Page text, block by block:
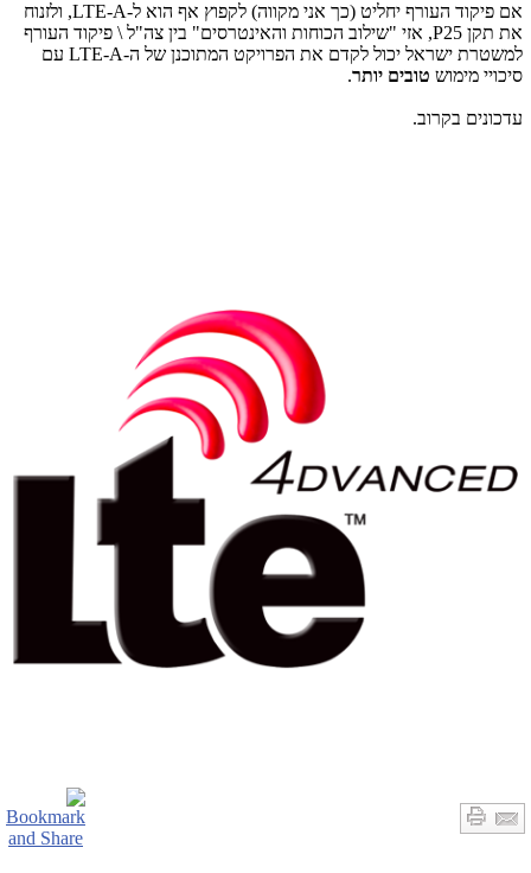
אם פיקוד העורף יחליט (כך אני מקווה) לקפוץ אף הוא ל-LTE-A, ולזנוח
את תקן P25, אזי "שילוב הכוחות והאינטרסים" בין צה"ל \ פיקוד העורף
למשטרת ישראל יכול לקדם את הפרויקט המתוכנן של ה-LTE-A עם
סיכויי מימוש טובים יותר.
עדכונים בקרוב.